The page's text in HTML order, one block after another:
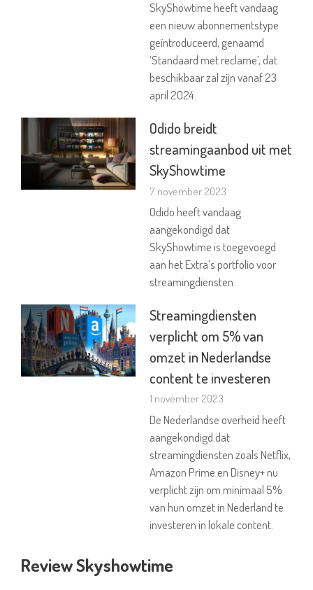
SkyShowtime heeft vandaag
een nieuw abonnementstype
geïntroduceerd, genaamd
‘Standaard met reclame’, dat
beschikbaar zal zijn vanaf 23
april 2024.
Odido breidt
streamingaanbod uit met
SkyShowtime
7 november 2023
Odido heeft vandaag
aangekondigd dat
SkyShowtime is toegevoegd
aan het Extra’s portfolio voor
streamingdiensten.
Streamingdiensten
verplicht om 5% van
omzet in Nederlandse
content te investeren
1 november 2023
De Nederlandse overheid heeft
aangekondigd dat
streamingdiensten zoals Netflix,
Amazon Prime en Disney+ nu
verplicht zijn om minimaal 5%
van hun omzet in Nederland te
investeren in lokale content.
Review Skyshowtime